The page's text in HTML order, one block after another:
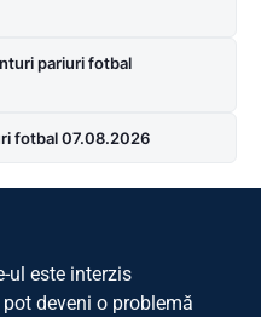
pariuri fotbal
fotbal 07.08.2026
ul este interzis
deveni o problemă